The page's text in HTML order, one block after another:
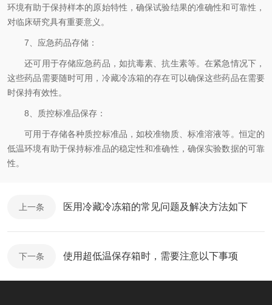
环境有助于保持样本的原始特性，确保试验结果的准确性和可靠性，
对临床研究具有重要意义。
7、应急药品存储：
还可用于存储应急药品，如抗毒素、抗生素等。在紧急情况下，
这些药品需要随时可用，冷藏冷冻箱的存在可以确保这些药品在需要
时保持有效性。
8、质控标准品保存：
可用于存储各种质控标准品，如校准物质、标准溶液等。恒定的
低温环境有助于保持标准品的稳定性和准确性，确保实验数据的可靠
性。
上一条 医用冷藏冷冻箱的常见问题及解决方法如下
下一条 使用超低温保存箱时，需要注意以下事项